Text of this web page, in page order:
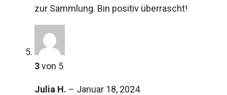
zur Sammlung. Bin positiv überrascht!
3von 5
Julia H. – Januar 18, 2024